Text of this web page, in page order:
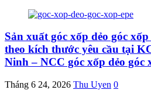
Sản xuất góc xốp dẻo góc
theo kích thước yêu cầu tại
Ninh – NCC góc xốp dẻo góc
Tháng 6 24, 2026 Thu Uyen 0